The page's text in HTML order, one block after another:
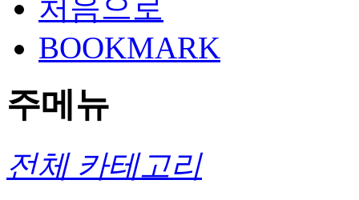
처음으로
BOOKMARK
주메뉴
전체 카테고리